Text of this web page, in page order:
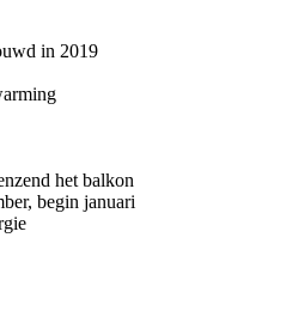
in 2019
het balkon
begin januari